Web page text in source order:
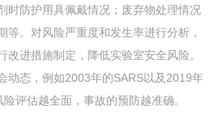
时防护用具佩戴情况；废弃物处理情况
等。对风险严重度和发生率进行分析，
进措施制定，降低实验室安全风险。
动态，例如2003年的SARS以及2019年
评估越全面，事故的预防越准确。